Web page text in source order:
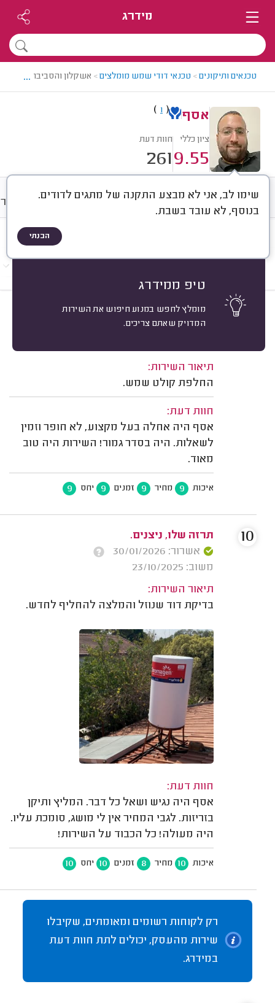
מידרג
טכנאים ותיקונים> טכנאי דודי שמש מומלצים> אשקלון והסביבה >
...
אסף (
1
)
ציון כללי
9.55
חוות דעת
261
שימו לב, אני לא מבצע התקנה של מתגים לדודים.
בנוסף, לא עובד בשבת.
הבנתי
טיפ ממידרג
מומלץ לחפש במנוע חיפוש את השירות
המדויק שאתם צריכים.
חוות דעת מחירים ממוצע
ניר סאן, אשקלון.
אשרור: 19/07/2026
תיאור השירות:
החלפת קולט שמש.
חוות דעת:
אסף היה אחלה בעל מקצוע, לא חופר וזמין
לשאלות. היה בסדר גמור! השירות היה טוב
מאוד.
איכות 9 מחיר 9 זמנים 9 יחס 9
תרזה שלו, ניצנים.
אשרור: 30/01/2026
משוב: 23/10/2025
תיאור השירות:
בדיקת דוד שנוזל והמלצה להחליף לחדש.
חוות דעת:
אסף היה נגיש ושאל כל דבר. המליץ ותיקן
בזריזות. לגבי המחיר אין לי מושג, סומכת עליו.
היה מעולה! כל הכבוד על השירות!
איכות 10 מחיר 8 זמנים 10 יחס 10
10
רק לקוחות רשומים ומאומתים, שקיבלו
שירות מהעסק, יכולים לתת חוות דעת
במידרג.